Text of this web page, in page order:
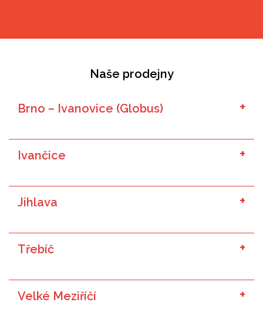
Naše prodejny
Brno – Ivanovice (Globus)
Ivančice
Jihlava
Třebíč
Velké Meziříčí